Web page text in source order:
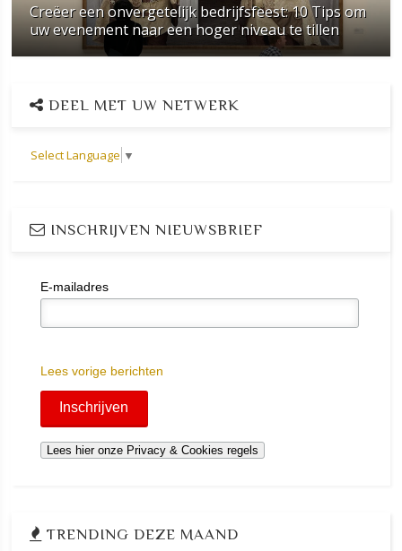
Creëer een onvergetelijk bedrijfsfeest: 10 Tips om
uw evenement naar een hoger niveau te tillen
DEEL MET UW NETWERK
Select Language ▼
INSCHRIJVEN NIEUWSBRIEF
E-mailadres
Lees vorige berichten
TRENDING DEZE MAAND